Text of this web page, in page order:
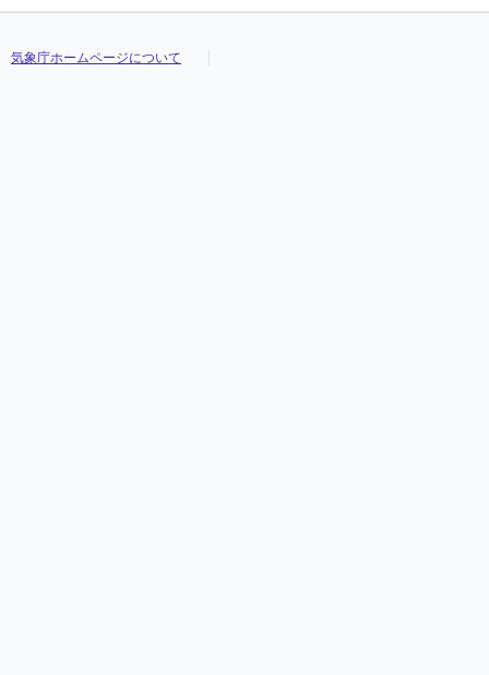
気象庁ホームページについて